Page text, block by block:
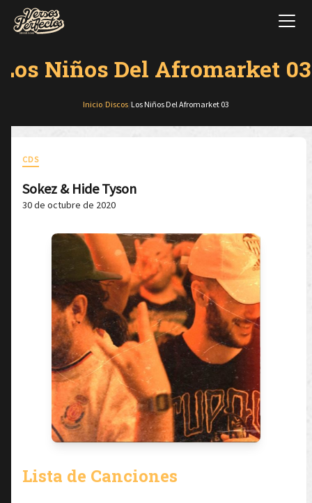
Los Niños Del Afromarket 03
Inicio Discos Los Niños Del Afromarket 03
CDS
Sokez & Hide Tyson
30 de octubre de 2020
Lista de Canciones